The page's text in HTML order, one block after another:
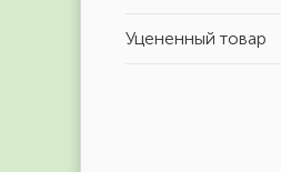
Уцененный товар